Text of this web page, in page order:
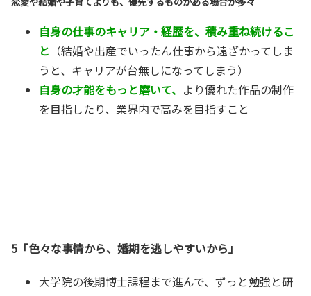
自身の仕事のキャリア・経歴を、積み重ね続けるこ
と （結婚や出産でいったん仕事から遠ざかってしま
うと、キャリアが台無しになってしまう）
自身の才能をもっと磨いて、 より優れた作品の制作
を目指したり、業界内で高みを目指すこと
5「色々な事情から、婚期を逃しやすいから」
大学院の後期博士課程まで進んで、ずっと勉強と研